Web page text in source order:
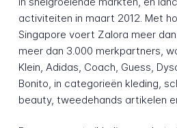
activiteiten in maart 2012. Met
Singapore voert Zalora meer
meer dan 3.000 merkpartners,
Klein, Adidas, Coach, Guess,
Bonito, in categorieën kleding,
beauty, tweedehands artikelen